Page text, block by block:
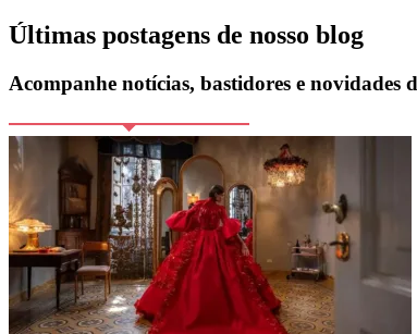
Últimas postagens de nosso blog
Acompanhe notícias, bastidores e novidades